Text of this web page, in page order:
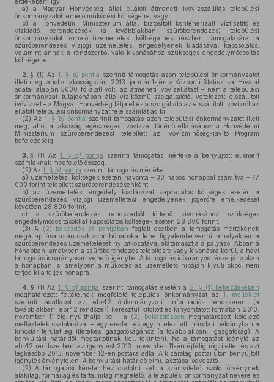
a) a Magyar Honvédség által ellátott átmeneti ivóvízszállítás települési
önkormányzatot terhelő működési költségeire, vagy
b) a Honvédelmi Minisztérium által biztosított konténerizált víztisztító és
vízkiadó berendezések (a továbbiakban: szűrőberendezés) települési
önkormányzatot terhelő üzemeltetési költségeinek részbeni támogatására, a
szűrőberendezés vízjogi üzemeltetési engedélyének kiadásával kapcsolatos,
valamint annak a rendszerből való kivonásához szükséges engedélymódosítás
költségeire.
2. § (1) Az 1. § a) pontja szerinti támogatás azon települési önkormányzatot
illeti meg, ahol a lakosságszám 2013. január 1-jén a Központi Statisztikai Hivatal
adatai alapján 5000 fő alatt volt, az átmeneti ivóvízellátást – nem a települési
önkormányzat tulajdonában álló víziközmű-szolgáltatótól vételezett elszállított
ivóvízzel – a Magyar Honvédség látja el és a szolgáltató az elszállított ivóvízről az
ellátott települési önkormányzat felé számlát ad ki.
(2) Az 1. § b) pontja szerinti támogatás azon települési önkormányzatot illeti
meg, ahol a lakosság egészséges ivóvízzel történő ellátásához a Honvédelmi
Minisztérium szűrőberendezést telepített az Ivóvízminőség-javító Program
befejezéséig.
3. § (1) Az 1. §a) pontja szerinti támogatás mértéke a benyújtott elismert
számláknak megfelelő összeg.
(2) Az 1. § b) pontja szerinti támogatás mértéke
a) üzemeltetési költségek esetén havonta – 30 napos hónappal számítva – 77
000 forint telepített szűrőberendezésenként;
b) az üzemeltetési engedély kiadásával kapcsolatos költségek esetén a
szűrőberendezés vízjogi üzemeltetési engedélyének jogerőre emelkedését
követően 28 800 forint;
c) a szűrőberendezés rendszerből történő kivonásához szükséges
engedélymódosításokkal kapcsolatos költségek esetén 28 800 forint.
(3) A (2) bekezdésa) pontjában foglalt esetben a támogatás mértékének
megállapítása során csak azon hónapokat lehet figyelembe venni, amelyekben a
szűrőberendezés üzemeltetését nyilatkozatával alátámasztja a pályázó. Abban a
hónapban, amelyben a szűrőberendezés telepítésre vagy kivonásra kerül, a havi
támogatás időarányosan vehető igénybe. A támogatás időarányos része jár abban
a hónapban is, amelyben a működés az üzemeltető hibáján kívüli okból nem
terjed ki a teljes hónapra.
4. § (1) Az 1. § a) pontja szerinti támogatás esetén a 2. § (1) bekezdésében
meghatározott feltételnek megfelelő települési önkormányzat az1. melléklet
szerinti adatlapot az ebr42 önkormányzati információs rendszeren (a
továbbiakban: ebr42 rendszer) keresztül kitöltött és kinyomtatott formában 2013.
november 11-éig nyújthatja be – a (2) bekezdésben meghatározott kötelező
mellékletek csatolásával – egy eredeti és egy hitelesített másolati példányban a
kincstár területileg illetékes igazgatóságához (a továbbiakban: Igazgatóság). A
benyújtási határidőt megtartottnak kell tekinteni, ha a támogatást igénylő az
ebr42 rendszerben az igénylést 2013. november 11-én éjfélig rögzítette, és azt
legkésőbb 2013. november 12-én postára adta. A kizárólag postai úton benyújtott
igénylés érvénytelen. A benyújtási határidő elmulasztása jogvesztő.
(2) A támogatási kérelemhez csatolni kell a számvitelről szóló törvénynek
alakilag, formailag és tartalmilag megfelelő, a települési önkormányzat nevére és